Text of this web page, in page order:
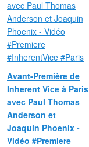
Avant-Première de
Inherent Vice à Paris
avec Paul Thomas
Anderson et
Joaquin Phoenix -
Vidéo #Premiere